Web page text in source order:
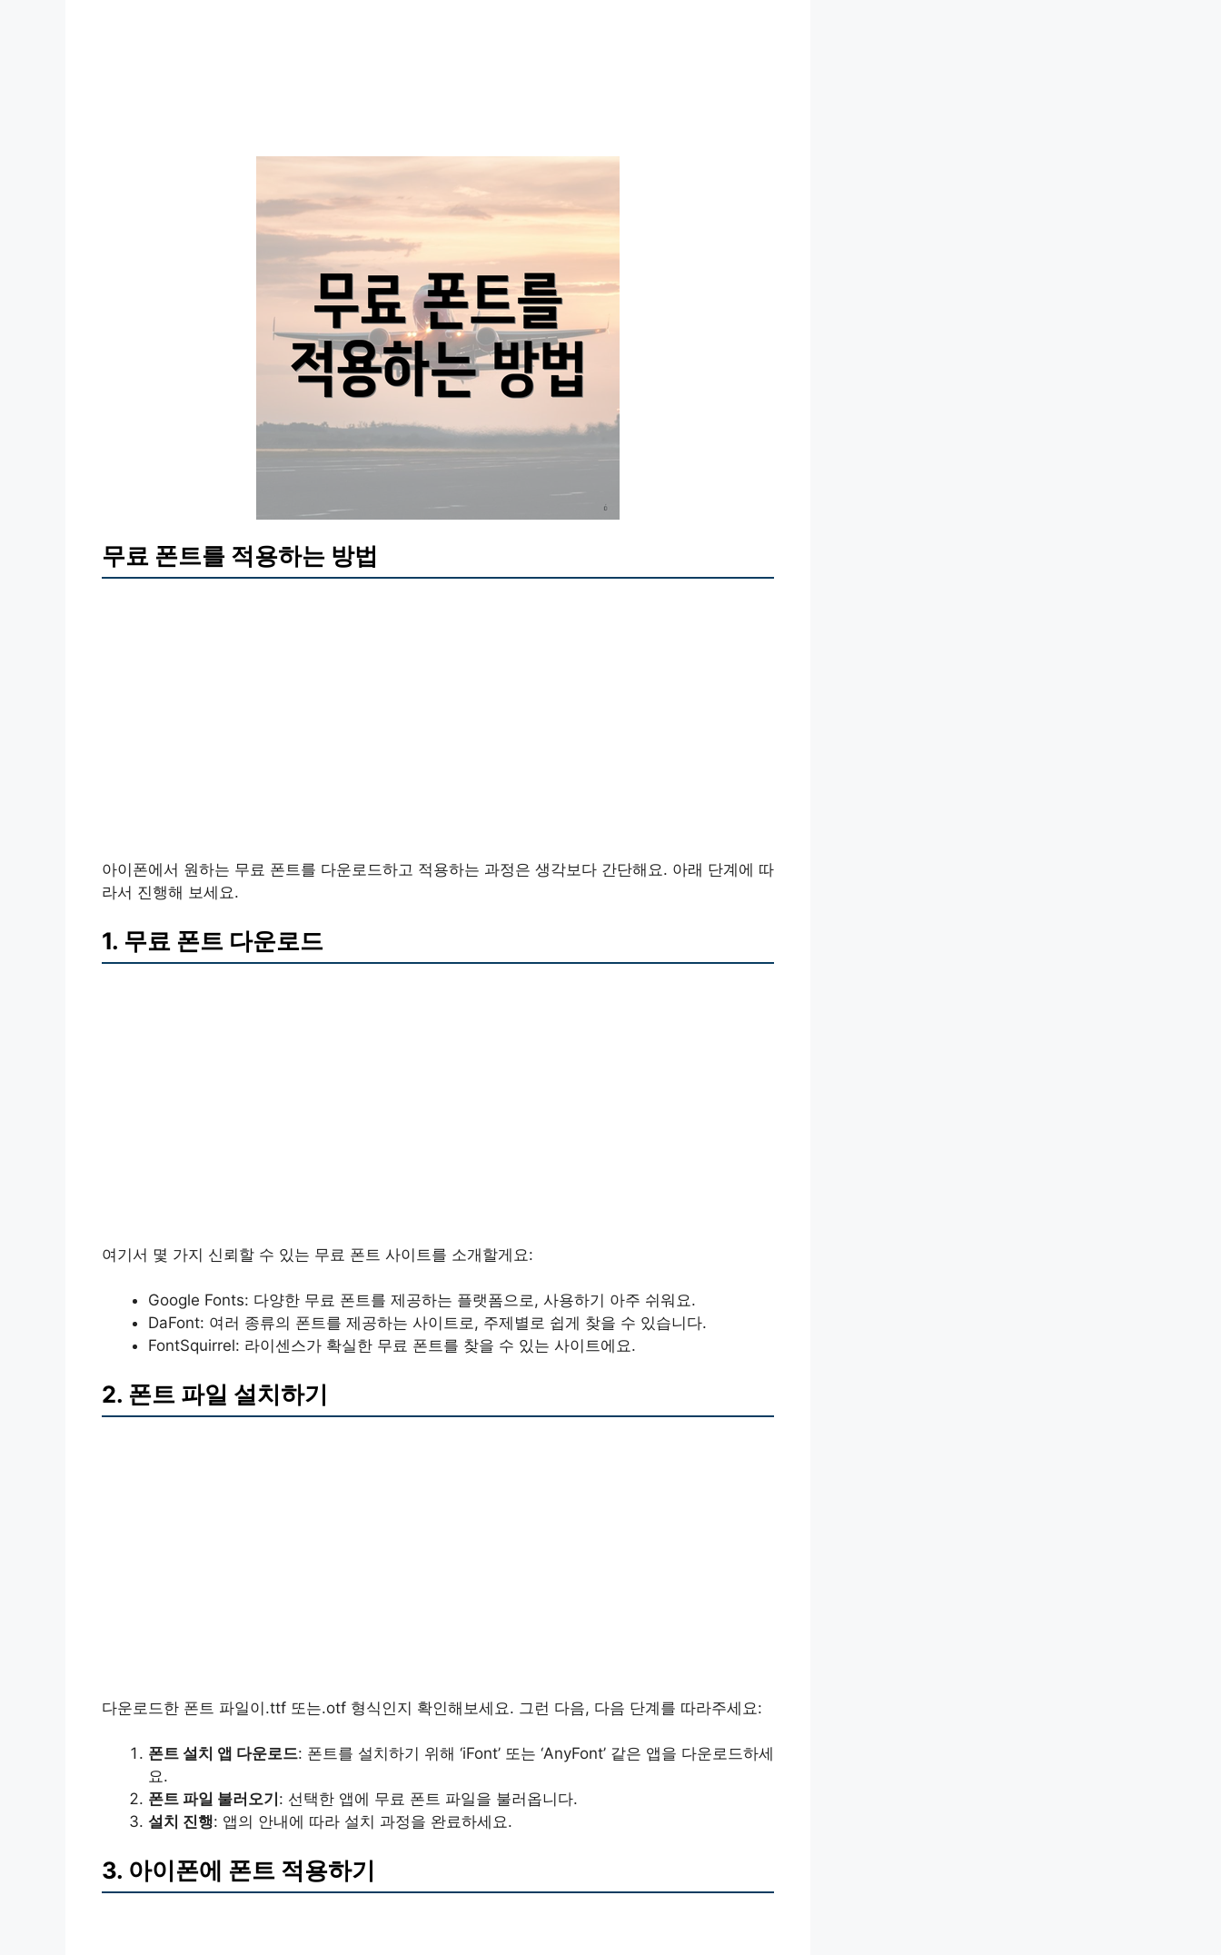
무료 폰트를 적용하는 방법
아이폰에서 원하는 무료 폰트를 다운로드하고 적용하는 과정은 생각보다 간단해요. 아래 단계에 따
라서 진행해 보세요.
1. 무료 폰트 다운로드
여기서 몇 가지 신뢰할 수 있는 무료 폰트 사이트를 소개할게요:
Google Fonts: 다양한 무료 폰트를 제공하는 플랫폼으로, 사용하기 아주 쉬워요.
DaFont: 여러 종류의 폰트를 제공하는 사이트로, 주제별로 쉽게 찾을 수 있습니다.
FontSquirrel: 라이센스가 확실한 무료 폰트를 찾을 수 있는 사이트에요.
2. 폰트 파일 설치하기
다운로드한 폰트 파일이.ttf 또는.otf 형식인지 확인해보세요. 그런 다음, 다음 단계를 따라주세요:
폰트 설치 앱 다운로드: 폰트를 설치하기 위해 ‘iFont’ 또는 ‘AnyFont’ 같은 앱을 다운로드하세
요.
폰트 파일 불러오기 : 선택한 앱에 무료 폰트 파일을 불러옵니다.
설치 진행: 앱의 안내에 따라 설치 과정을 완료하세요.
3. 아이폰에 폰트 적용하기